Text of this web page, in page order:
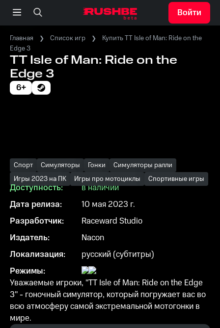
Войти
Главная Список игр
Купить TT Isle of Man: Ride on the
Edge 3
TT Isle of Man: Ride on the
Edge 3
6+
Спорт Симуляторы Гонки
Симуляторы ралли
Игры 2023 на ПК
Игры про мотоциклы Спортивные игры
Доступность:
в наличии
Дата релиза:
10 мая 2023 г.
Разработчик:
Raceward Studio
Издатель:
Nacon
Локализация:
русский (субтитры)
Режимы:
Уважаемые игроки, "TT Isle of Man: Ride on the Edge
3" - гоночный симулятор, который погружает вас во
всю атмосферу самой экстремальной мотогонки в
мире.